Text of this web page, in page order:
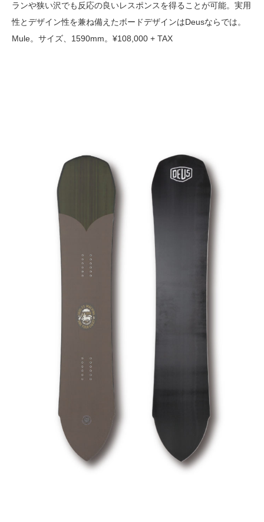
ランや狭い沢でも反応の良いレスポンスを得ることが可能。実用
性とデザイン性を兼ね備えたボードデザインはDeusならでは。
Mule。サイズ、1590mm。¥108,000 + TAX